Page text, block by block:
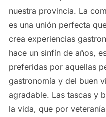
nuestra provincia. La
es una unión perfecta
crea experiencias
hace un sinfín de años,
preferidas por aquellas
gastronomía y del buen
agradable. Las tascas y
la vida, que por